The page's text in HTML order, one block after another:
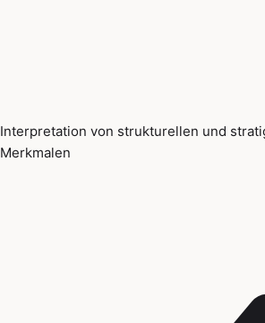
Interpretation von strukturellen und
Merkmalen